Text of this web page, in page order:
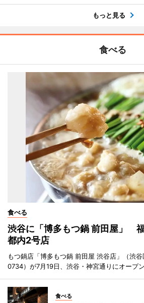
もっと見る
食べる
食べる
渋谷に「博多もつ鍋 前田屋」
都内2号店
もつ鍋店「博多もつ鍋 前田屋 渋谷店」（渋
0734）が7月19日、渋谷・神宮通りにオープン
食べる